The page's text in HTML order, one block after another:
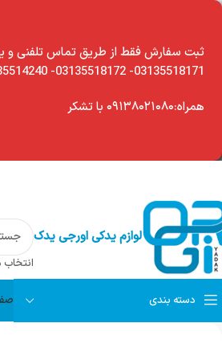
modal-check
ثبت سفارش فقط از طریق تماس تلفنی و
03135518171- 03135518172- 03135514240- 03135510359
همراه:۰۹۱۳۸۰۲۱۰۸۰ با تشکر
لوازم یدکی اورجی یدک
دسته بندی